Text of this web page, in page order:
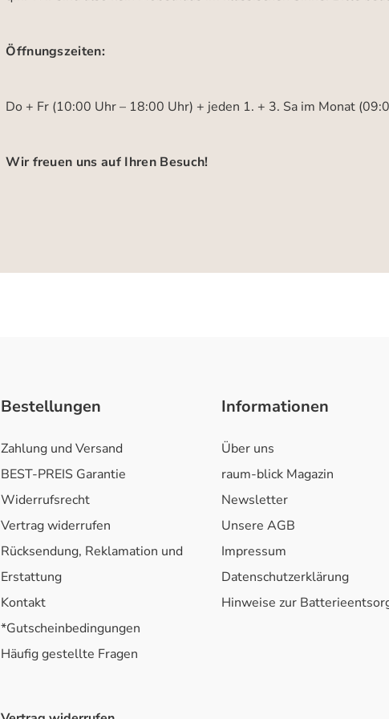
Öffnungszeiten:
Do + Fr (10:00 Uhr – 18:00 Uhr) + jeden 1. + 3. Sa im Monat
Wir freuen uns auf Ihren Besuch!
Bestellungen
Zahlung und Versand
BEST-PREIS Garantie
Widerrufsrecht
Vertrag widerrufen
Rücksendung, Reklamation und
Erstattung
Kontakt
*Gutscheinbedingungen
Häufig gestellte Fragen
Informationen
Über uns
raum-blick Magazin
Newsletter
Unsere AGB
Impressum
Datenschutzerklärung
Hinweise zur